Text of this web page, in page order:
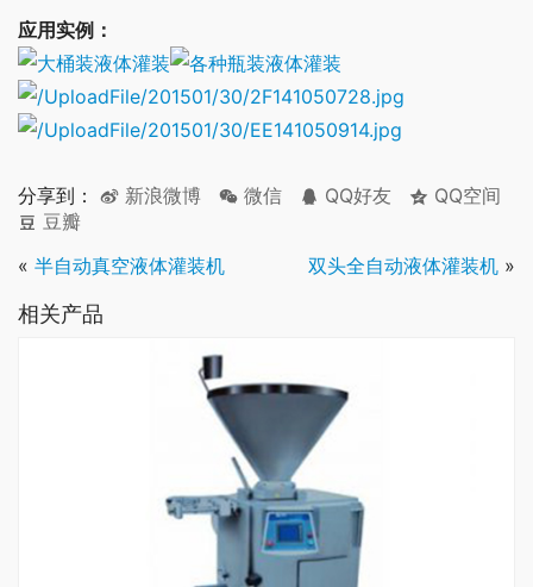
应用实例：
分享到： 新浪微博 微信 QQ好友
QQ空间
豆瓣
« 半自动真空液体灌装机 双头全自动液体灌装机 »
相关产品